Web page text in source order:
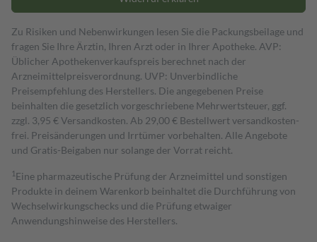
Zu Risiken und Nebenwirkungen lesen Sie die Packungsbeilage und
fragen Sie Ihre Ärztin, Ihren Arzt oder in Ihrer Apotheke. AVP:
Üblicher Apothekenverkaufspreis berechnet nach der
Arzneimittelpreisverordnung. UVP: Unverbindliche
Preisempfehlung des Herstellers. Die angegebenen Preise
beinhalten die gesetzlich vorgeschriebene Mehrwertsteuer, ggf.
zzgl. 3,95 € Versandkosten. Ab 29,00 € Bestell­wert versand­kosten­
frei. Preisänderungen und Irrtümer vorbehalten. Alle Angebote
und Gratis-Beigaben nur solange der Vorrat reicht.
1 Eine pharmazeutische Prüfung der Arzneimittel und sonstigen
Produkte in deinem Warenkorb beinhaltet die Durchführung von
Wechselwirkungschecks und die Prüfung etwaiger
Anwendungshinweise des Herstellers.